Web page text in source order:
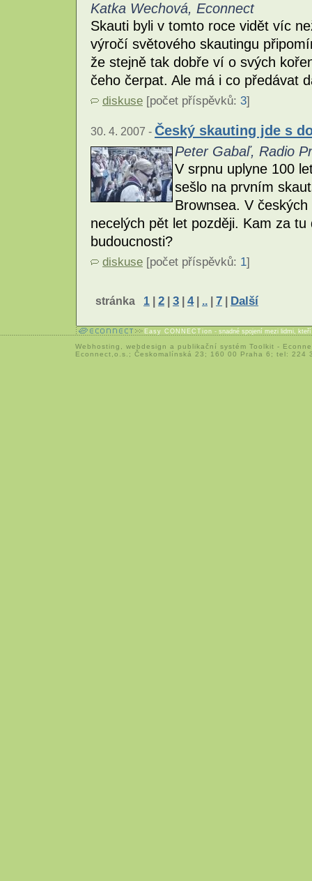
Katka Wechová, Econnect
Skauti byli v tomto roce vidět víc
výročí světového skautingu
že stejně tak dobře ví o svých
čeho čerpat. Ale má i co předávat
diskuse [počet příspěvků: 3]
30. 4. 2007 - Český skauting jde s
Peter Gabaľ, Radio
V srpnu uplyne 100
sešlo na prvním
Brownsea. V
necelých pět let později. Kam za
budoucnosti?
diskuse [počet příspěvků: 1]
stránka 1 | 2 | 3 | 4| .. | 7 | Další
Easy CONNECTion - snadné spojení mezi lidmi,
Webhosting webdesign a publikační systém Toolkit -
Econnect,o.s.; Českomalínská 23; 160 00 Praha 6; tel: 224